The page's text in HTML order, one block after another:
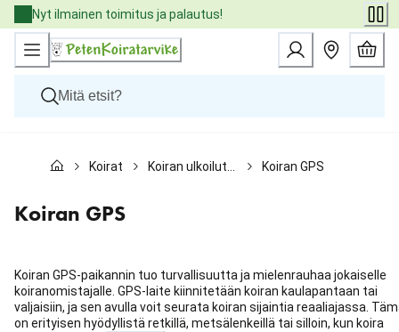
Skip
to
Content
Nyt ilmainen toimitus ja palautus!
Kissat
Eläinlääkäriruoat
Tuotemerkit
Palvelut
Koirat Koiran GPS
Koiran GPS
Koiran GPS-paikannin tuo turvallisuutta ja mielenrauhaa jokaiselle
koiranomistajalle. GPS-laite kiinnitetään koiran kaulapantaan tai
valjaisiin, ja sen avulla voit seurata koiran sijaintia reaaliajassa.
on erityisen hyödyllistä retkillä, metsälenkeillä tai silloin, kun koira